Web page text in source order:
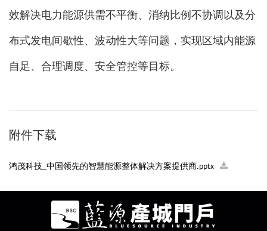
效解决电力能源供需不平衡、消纳比例不协调以及分
布式发电间歇性、波动性大等问题，实现区域内能源
自足、合理调度、安全管控等目标。
附件下载
鸿茂科技_中国领先的智慧能源整体解决方案提供商.pptx